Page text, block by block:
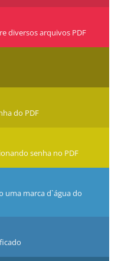
diversos arquivos PDF
do PDF
senha no PDF
uma marca d`água do